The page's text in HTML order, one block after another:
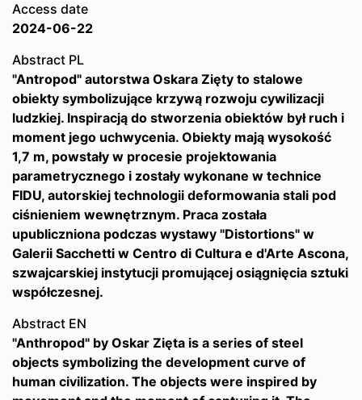
Access date
2024-06-22
Abstract PL
"Antropod" autorstwa Oskara Zięty to stalowe
obiekty symbolizujące krzywą rozwoju cywilizacji
ludzkiej. Inspiracją do stworzenia obiektów był ruch i
moment jego uchwycenia. Obiekty mają wysokość
1,7 m, powstały w procesie projektowania
parametrycznego i zostały wykonane w technice
FIDU, autorskiej technologii deformowania stali pod
ciśnieniem wewnętrznym. Praca została
upubliczniona podczas wystawy "Distortions" w
Galerii Sacchetti w Centro di Cultura e d'Arte Ascona,
szwajcarskiej instytucji promującej osiągnięcia sztuki
współczesnej.
Abstract EN
"Anthropod" by Oskar Zięta is a series of steel
objects symbolizing the development curve of
human civilization. The objects were inspired by